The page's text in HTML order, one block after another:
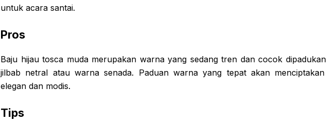
untuk acara santai.
Pros
Baju hijau tosca muda merupakan warna yang sedang tren dan cocok
jilbab netral atau warna senada. Paduan warna yang tepat akan
elegan dan modis.
Tips